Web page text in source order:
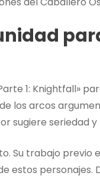
1: Knightfall»
los arcos
sugiere seriedad
Su trabajo previo
estos personajes.